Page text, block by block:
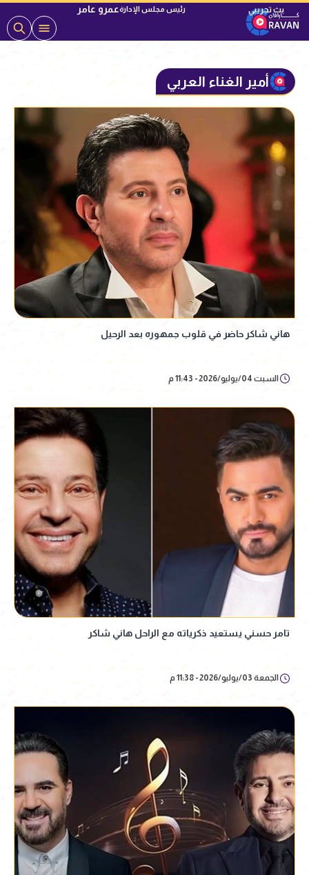
رئيس مجلس الإدارةعمرو عامر
أمير الغناء العربي
هاني شاكر حاضر في قلوب جمهوره بعد الرحيل
السبت 04/يوليو/2026 - 11:43 م
تامر حسني يستعيد ذكرياته مع الراحل هاني شاكر
الجمعة 03/يوليو/2026 - 11:38 م